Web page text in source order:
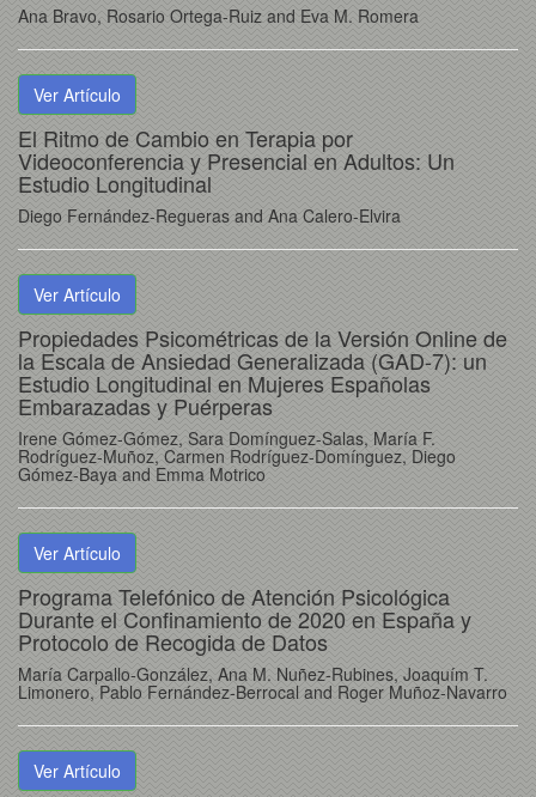
Ana Bravo, Rosario Ortega-Ruiz and Eva M. Romera
Ver Artículo
El Ritmo de Cambio en Terapia por
Videoconferencia y Presencial en Adultos: Un
Estudio Longitudinal
Diego Fernández-Regueras and Ana Calero-Elvira
Ver Artículo
Propiedades Psicométricas de la Versión Online de
la Escala de Ansiedad Generalizada (GAD-7): un
Estudio Longitudinal en Mujeres Españolas
Embarazadas y Puérperas
Irene Gómez-Gómez, Sara Domínguez-Salas, María F.
Rodríguez-Muñoz, Carmen Rodríguez-Domínguez, Diego
Gómez-Baya and Emma Motrico
Ver Artículo
Programa Telefónico de Atención Psicológica
Durante el Confinamiento de 2020 en España y
Protocolo de Recogida de Datos
María Carpallo-González, Ana M. Nuñez-Rubines, Joaquím T.
Limonero, Pablo Fernández-Berrocal and Roger Muñoz-Navarro
Ver Artículo